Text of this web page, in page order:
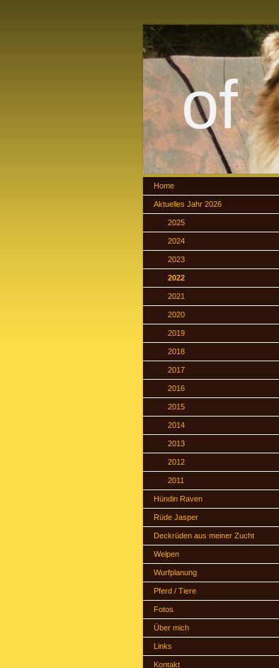
of
Home
Aktuelles Jahr 2026
2025
2024
2023
2022
2021
2020
2019
2018
2017
2016
2015
2014
2013
2012
2011
Hündin Raven
Rüde Jasper
Deckrüden aus meiner Zucht
Welpen
Wurfplanung
Pferd / Tiere
Fotos
Über mich
Links
Kontakt